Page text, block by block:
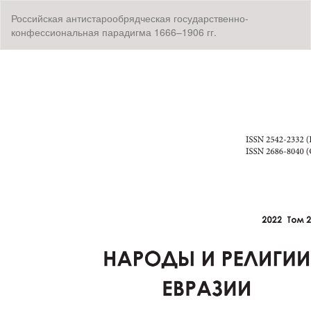
Подробностям
о
Российская антистарообрядческая государственно-
конфессиональная парадигма 1666–1906 гг.